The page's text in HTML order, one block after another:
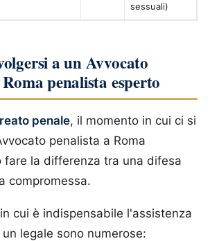
sessuali)
a un Avvocato
penalista esperto
reato penale, il momento in cui ci si
penalista a Roma
fare la differenza tra una difesa
compromessa.
cui è indispensabile l'assistenza
legale sono numerose: